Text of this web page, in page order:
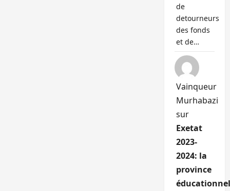
de
detourneurs
des fonds
et de…
Vainqueur
Murhabazi
sur
Exetat
2023-
2024: la
province